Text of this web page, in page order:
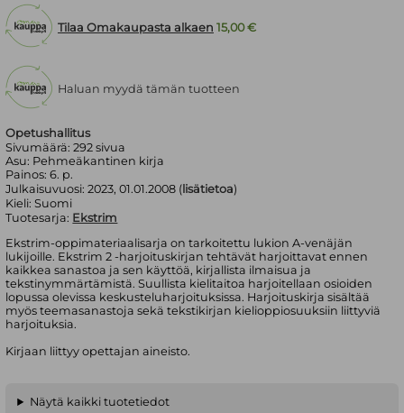
Opetushallitus
Sivumäärä:292 sivua
Asu: Pehmeäkantinen kirja
Painos:6. p.
Julkaisuvuosi:2023, 01.01.2008 (lisätietoa)
Kieli:Suomi
Tuotesarja: Ekstrim
Ekstrim-oppimateriaalisarja on tarkoitettu lukion A-venäjän
lukijoille. Ekstrim 2 -harjoituskirjan tehtävät harjoittavat ennen
kaikkea sanastoa ja sen käyttöä, kirjallista ilmaisua ja
tekstinymmärtämistä. Suullista kielitaitoa harjoitellaan osioiden
lopussa olevissa keskusteluharjoituksissa. Harjoituskirja sisältää
myös teemasanastoja sekä tekstikirjan kielioppiosuuksiin liittyviä
harjoituksia.
Kirjaan liittyy opettajan aineisto.
Tilaa Omakaupasta alkaen 15,00 €
Haluan myydä tämän tuotteen
Näytä kaikki tuotetiedot